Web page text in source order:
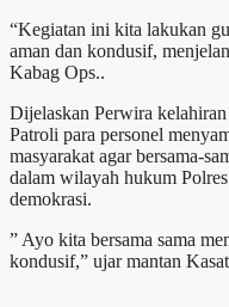
“Kegiatan ini kita lakukan
aman dan kondusif,
Kabag Ops..
Dijelaskan Perwira kelahiran
Patroli para personel
masyarakat agar bersama-
dalam wilayah hukum
demokrasi.
” Ayo kita bersama sama
kondusif,” ujar mantan